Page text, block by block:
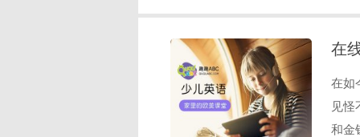
在
在如
见怪
和金